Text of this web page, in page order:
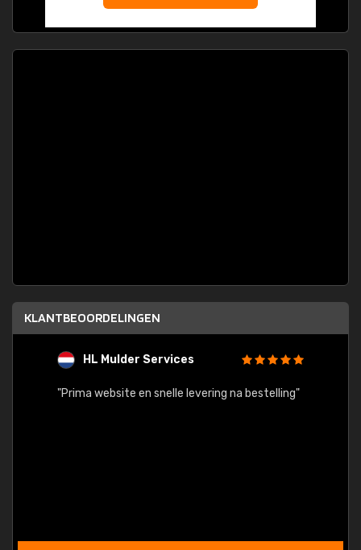
KLANTBEOORDELINGEN
HL Mulder Services
"Prima website en snelle levering na bestelling"